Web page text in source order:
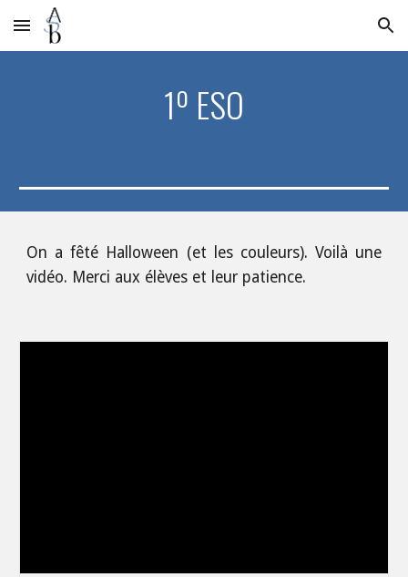
Skip to main content Skip to navigation
1º ESO
On a fêté Halloween (et les couleurs). Voilà une
vidéo. Merci aux élèves et leur patience.